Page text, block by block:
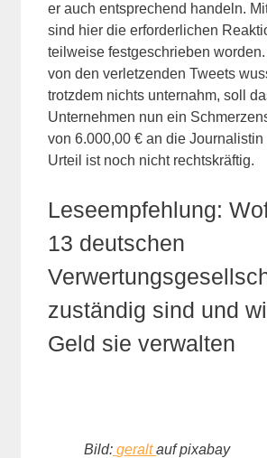
er auch entsprechend handeln.
sind hier die erforderlichen
teilweise festgeschrieben
von den verletzenden Tweets
trotzdem nichts unternahm, soll
Unternehmen nun ein
von 6.000,00 € an die
Urteil ist noch nicht rechtskräftig.
Leseempfehlung:
13 deutschen
zuständig sind und
Geld sie verwalten
Bild: geralt auf pixabay